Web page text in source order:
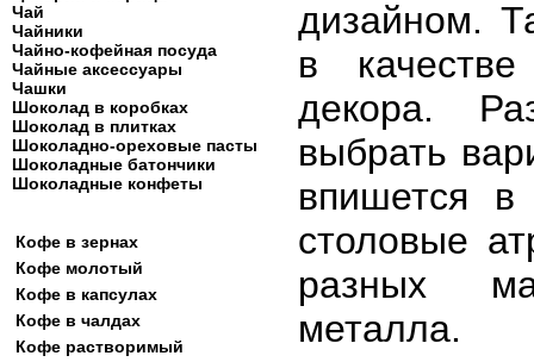
Чай
Чайники
Чайно-кофейная посуда
Чайные аксессуары
Чашки
Шоколад в коробках
Шоколад в плитках
Шоколадно-ореховые пасты
Шоколадные батончики
Шоколадные конфеты
Кофе в зернах
Кофе молотый
Кофе в капсулах
Кофе в чалдах
Кофе растворимый
дизайном.
в
декора.
выбрать
впишется в
столовые
разных
металла.